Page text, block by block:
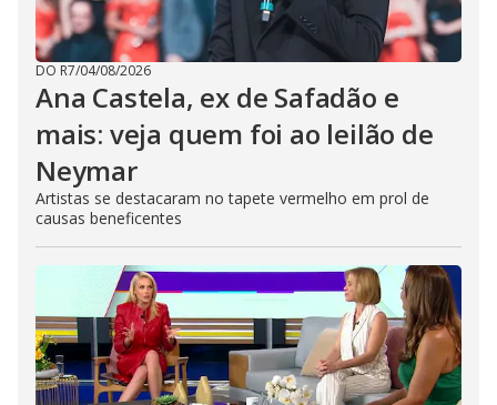
DO R7/04/08/2026
Ana Castela, ex de Safadão e
mais: veja quem foi ao leilão de
Neymar
Artistas se destacaram no tapete vermelho em prol de
causas beneficentes